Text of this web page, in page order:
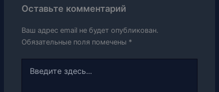
Оставьте комментарий
Ваш адрес email не будет опубликован.
Обязательные поля помечены *
здесь...